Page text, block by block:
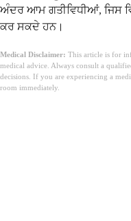
ਅੰਦਰ ਆਮ ਗਤੀਵਿਧੀਆਂ, ਜਿਸ
ਕਰ ਸਕਦੇ ਹਨ।
Medical Disclaimer: This article is for
medical advice. Always consult a
decisions. If you are experiencing a
room immediately.